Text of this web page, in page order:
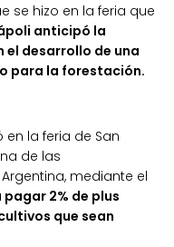
se hizo en la feria que
anticipó la
el desarrollo de una
para la forestación.
la feria de San
de las
mediante el
2% de plus
que sean